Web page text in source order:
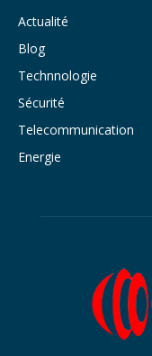
Actualité
Blog
Technnologie
Sécurité
Telecommunication
Energie